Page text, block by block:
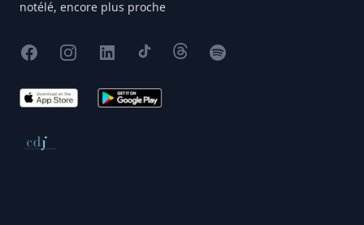
notélé, encore plus proche
FacebookInstagram
X TikTokThreadsSpotify
App Store Google Play
Conseil de déontologie journalistique